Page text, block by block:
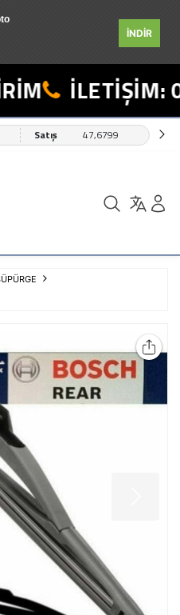
İNDİR
İLETİŞİM:
Satış 47,6799